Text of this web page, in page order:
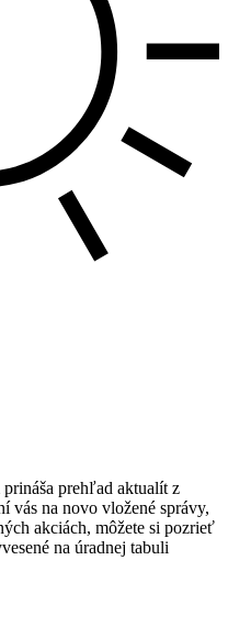
prehľad aktualít z
vás na novo vložené správy,
akciách, môžete si pozrieť
na úradnej tabuli